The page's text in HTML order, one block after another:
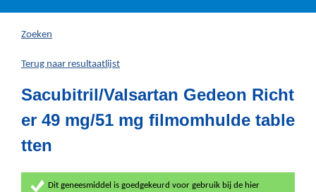
hier:
Zoeken
Terug naar resultaatlijst
Sacubitril/Valsartan Gedeon Richt
er 49 mg/51 mg filmomhulde table
tten
Dit geneesmiddel is goedgekeurd voor gebruik bij de hier